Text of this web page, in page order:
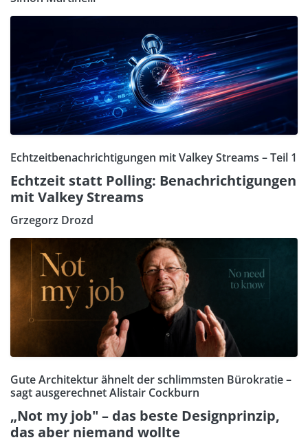
Echtzeitbenachrichtigungen mit Valkey Streams – Teil 1
Echtzeit statt Polling: Benachrichtigungen
mit Valkey Streams
Grzegorz Drozd
Gute Architektur ähnelt der schlimmsten Bürokratie –
sagt ausgerechnet Alistair Cockburn
„Not my job" – das beste Designprinzip,
das aber niemand wollte